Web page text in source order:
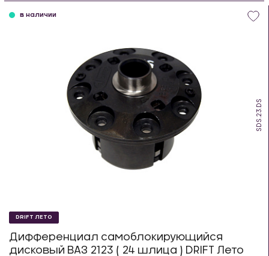
SDS.23.DS
в наличии
DRIFT ЛЕТО
Дифференциал самоблокирующийся
дисковый ВАЗ 2123 ( 24 шлица ) DRIFT Лето